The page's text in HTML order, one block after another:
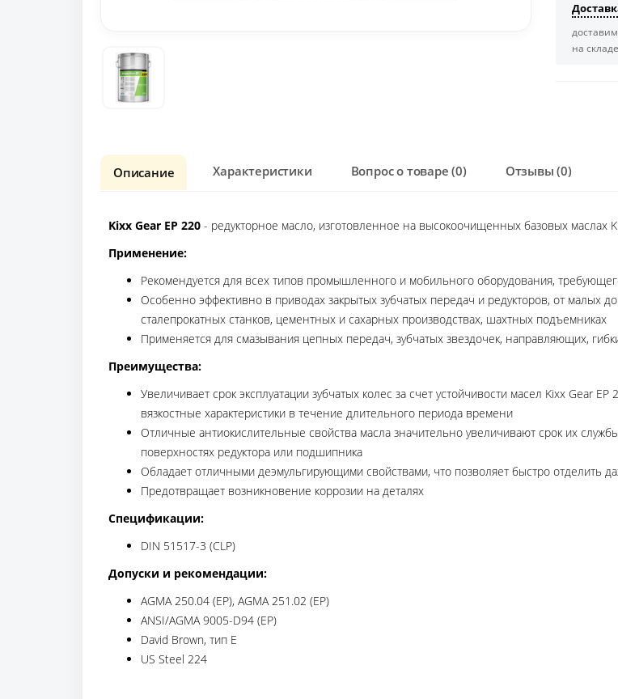
доставим
на складе
Описание Характеристики Вопрос о товаре (0) Отзывы (0)
Kixx Gear EP 220 - редукторное масло, изготовленное на высокоочищенных базовых маслах
Применение:
Рекомендуется для всех типов промышленного и мобильного оборудования,
Особенно эффективно в приводах закрытых зубчатых передач и редукторов, от малых
сталепрокатных станков, цементных и сахарных производствах, шахтных подъемниках
Применяется для смазывания цепных передач, зубчатых звездочек, направляющих,
Преимущества:
Увеличивает срок эксплуатации зубчатых колес за счет устойчивости масел Kixx Gear
вязкостные характеристики в течение длительного периода времени
Отличные антиокислительные свойства масла значительно увеличивают срок их
поверхностях редуктора или подшипника
Обладает отличными деэмульгирующими свойствами, что позволяет быстро отделить
Предотвращает возникновение коррозии на деталях
Спецификации:
DIN 51517-3 (CLP)
Допуски и рекомендации:
AGMA 250.04 (EP), AGMA 251.02 (EP)
ANSI/AGMA 9005-D94 (EP)
David Brown, тип Е
US Steel 224